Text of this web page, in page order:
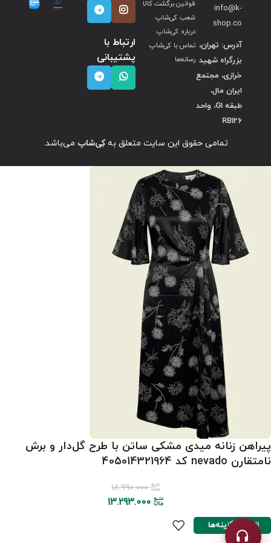
info@k-
shop.co
آدرس: تهران،
بزرگراه شهید
خرازی، مجتمع
ایران مال،
طبقه G1، واحد
RB126
قوانین برگشت کالا
شعب کی‌شاپ
درباره کی‌شاپ
تماس با کی‌شاپ
رسانه‌ها
ارتباط با
پشتیبانی
تمامی حقوق این سایت متعلق بهکِی‌شاپ می‌باشد.
پیراهن زنانه میدی مشکی ساتن با طرح گل‌دار و برش
نامتقارن nevado کد 405014321964
18.990.000
13.293.000
انتخاب گزینه‌ها